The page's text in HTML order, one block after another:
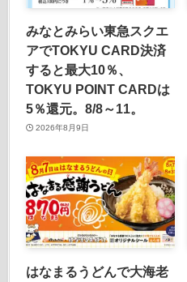
みなとみらい東急スクエ
アでTOKYU CARD決済
すると最大10％、
TOKYU POINT CARDは
5％還元。8/8～11。
2026年8月9日
はなまるうどんで大海老